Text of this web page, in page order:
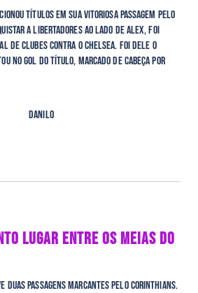
títulos em sua vitoriosa passagem pelo
a Libertadores ao lado de Alex, foi
Clubes contra o Chelsea. Foi dele o
no gol do título, marcado de cabeça por
Danilo
LUGAR ENTRE OS MEIAS DO
duas passagens marcantes pelo Corinthians.